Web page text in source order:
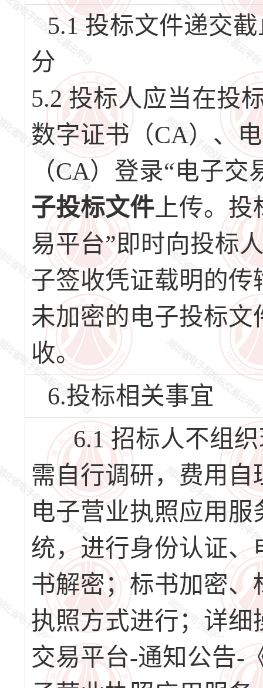
5.1 投标文件递交
分
5.2 投标人应当在投
数字证书（CA）、
（CA）登录“电子
子投标文件 上传。
易平台”即时向投标
子签收凭证载明的
未加密的电子投标文
收。
6.投标相关事宜
6.1 招标人不组织
需自行调研，费用自
电子营业执照应用
统，进行身份认证
书解密；标书加密
执照方式进行；详
交易平台-通知公告-